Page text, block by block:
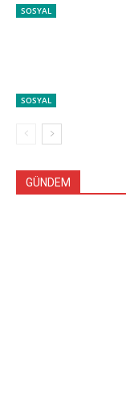
SOSYAL
SOSYAL
GÜNDEM